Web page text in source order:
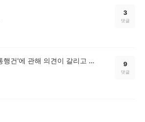
3
댓글
'아파트 정문 보행자 통행건'에 관해 의견이 갈리고 있어요. 9
댓글